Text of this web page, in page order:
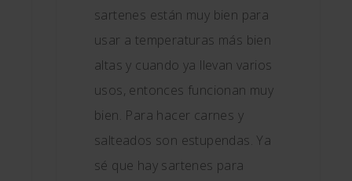
sartenes están muy bien para
usar a temperaturas más bien
altas y cuando ya llevan varios
usos, entonces funcionan muy
bien. Para hacer carnes y
salteados son estupendas. Ya
sé que hay sartenes para